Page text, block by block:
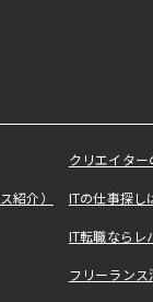
クリエイタ
紹介） ITの仕事探
IT転職なら
フリーラン